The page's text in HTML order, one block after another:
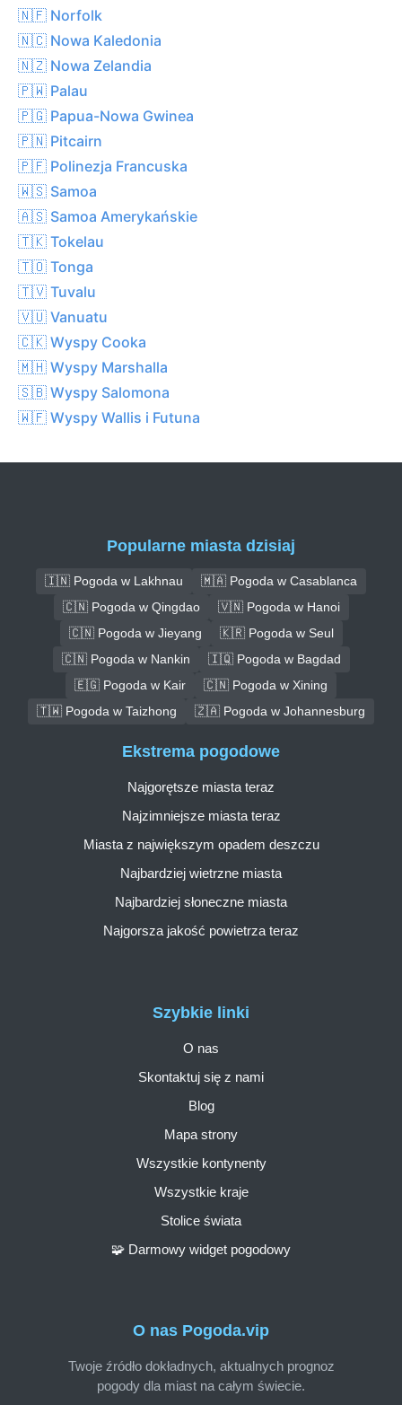
🇳🇫 Norfolk
🇳🇨 Nowa Kaledonia
🇳🇿 Nowa Zelandia
🇵🇼 Palau
🇵🇬 Papua-Nowa Gwinea
🇵🇳 Pitcairn
🇵🇫 Polinezja Francuska
🇼🇸 Samoa
🇦🇸 Samoa Amerykańskie
🇹🇰 Tokelau
🇹🇴 Tonga
🇹🇻 Tuvalu
🇻🇺 Vanuatu
🇨🇰 Wyspy Cooka
🇲🇭 Wyspy Marshalla
🇸🇧 Wyspy Salomona
🇼🇫 Wyspy Wallis i Futuna
Popularne miasta dzisiaj
🇮🇳 Pogoda w Lakhnau
🇲🇦 Pogoda w Casablanca
🇨🇳 Pogoda w Qingdao
🇻🇳 Pogoda w Hanoi
🇨🇳 Pogoda w Jieyang
🇰🇷 Pogoda w Seul
🇨🇳 Pogoda w Nankin
🇮🇶 Pogoda w Bagdad
🇪🇬 Pogoda w Kair
🇨🇳 Pogoda w Xining
🇹🇼 Pogoda w Taizhong
🇿🇦 Pogoda w Johannesburg
O nas Pogoda.vip
Twoje źródło dokładnych, aktualnych prognoz
pogody dla miast na całym świecie.
Szybkie linki
O nas
Skontaktuj się z nami
Blog
Mapa strony
Wszystkie kontynenty
Wszystkie kraje
Stolice świata
🧩 Darmowy widget pogodowy
Ekstrema pogodowe
Najgorętsze miasta teraz
Najzimniejsze miasta teraz
Miasta z największym opadem deszczu
Najbardziej wietrzne miasta
Najbardziej słoneczne miasta
Najgorsza jakość powietrza teraz